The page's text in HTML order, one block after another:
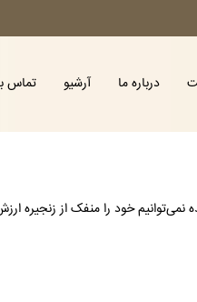
درباره ما آرشیو تماس
خود را منفک از زنجیره